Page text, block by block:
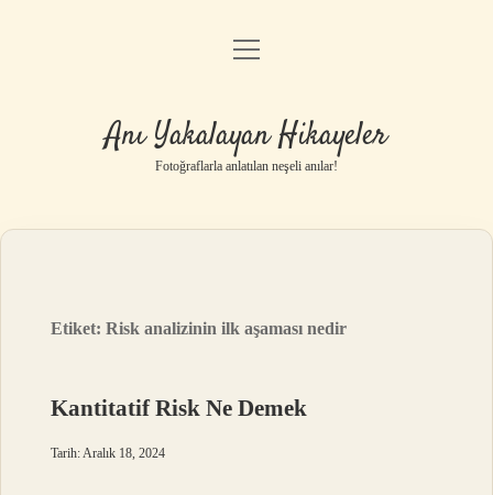
Anasayfa
Yasal Uyarı
menüyü
Anı Yakalayan Hikayeler
Fotoğraflarla anlatılan neşeli anılar!
Etiket:Risk analizinin ilk aşaması nedir
Kantitatif Risk Ne Demek
Tarih: Aralık 18, 2024